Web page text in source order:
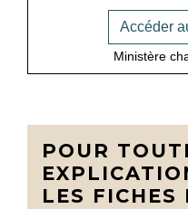
Accéder
Ministère
POUR
LES FICHES